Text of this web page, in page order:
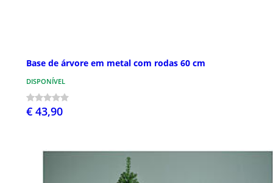
Base de árvore em metal com rodas 60 cm
DISPONÍVEL
€ 43,90